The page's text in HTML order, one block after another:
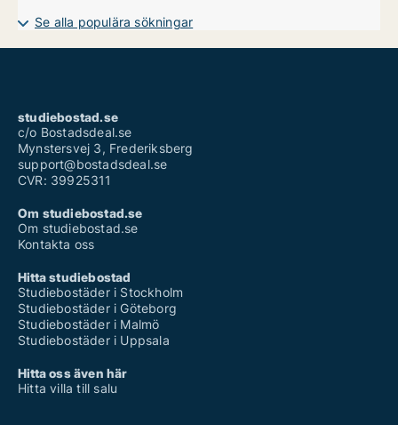
Studentbostäder i Nässjö
Studentbostäder i Sävsjö
Studentbostäder i Tranås
Se alla populära sökningar
studiebostad.se
c/o Bostadsdeal.se
Mynstersvej 3, Frederiksberg
support@bostadsdeal.se
CVR: 39925311
Om studiebostad.se
Om studiebostad.se
Kontakta oss
Hitta studiebostad
Studiebostäder i Stockholm
Studiebostäder i Göteborg
Studiebostäder i Malmö
Studiebostäder i Uppsala
Hitta oss även här
Hitta villa till salu